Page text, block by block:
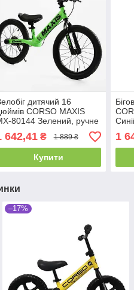
дитячий 16
CORSO MAXIS
80144 Зелений, ручне
гальмо, підніжка,
біговел
642,41₴ 1 889 ₴
Купити
1
–17%